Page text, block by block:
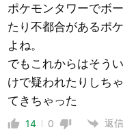
ポケモンタワーでボ
たり不都合があるポ
よね。
でもこれからはそう
けで疑われたりしち
てきちゃった
14 0 返信